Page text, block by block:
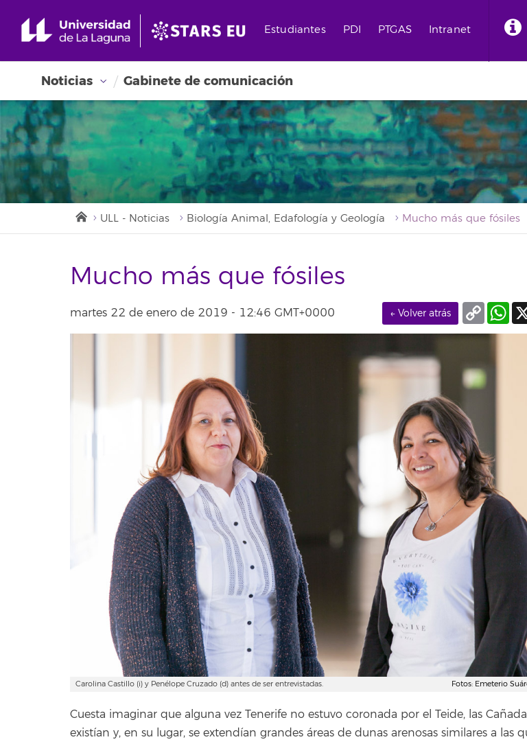
Estudiantes PDI PTGAS Intranet
Noticias Gabinete de comunicación
ULL - Noticias Biología Animal, Edafología y Geología Mucho más que fósiles
Mucho más que fósiles
martes 22 de enero de 2019 - 12:46 GMT+0000 ← Volver atrás
Copy
Link
Carolina Castillo (i) y Penélope Cruzado (d) antes de ser entrevistadas. Fotos: Emeterio
Cuesta imaginar que alguna vez Tenerife no estuvo coronada por el Teide, las
existían y, en su lugar, se extendían grandes áreas de dunas arenosas similares a las